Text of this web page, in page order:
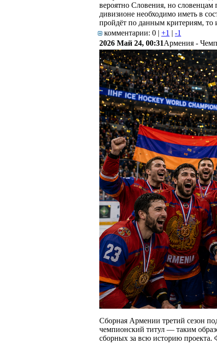
вероятно Словения, но словенцам
дивизионе необходимо иметь в
пройдёт по данным критериям, то
комментарии: 0 | +1 | -1
2026 Май 24, 00:31Армения -
Cборная Армении третий сезон
чемпионский титул — таким
сборных за всю историю проекта.